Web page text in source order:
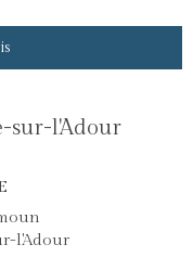
sur-l'Adour
l'Adour